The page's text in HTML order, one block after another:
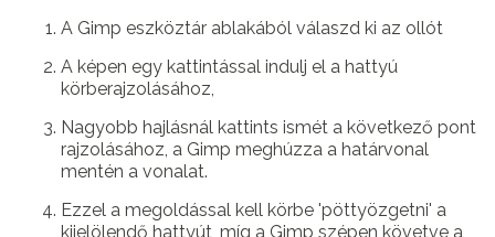
A Gimp eszköztár ablakából válaszd ki az ollót
A képen egy kattintással indulj el a hattyú
körberajzolásához,
Nagyobb hajlásnál kattints ismét a következő pont
rajzolásához, a Gimp meghúzza a határvonal
mentén a vonalat.
Ezzel a megoldással kell körbe 'pöttyözgetni' a
kijelölendő hattyút, míg a Gimp szépen követve a